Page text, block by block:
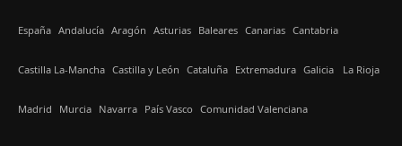
España Andalucía Aragón Asturias Baleares Canarias Cantabria
Castilla La-Mancha Castilla y León Cataluña Extremadura Galicia La Rioja
Madrid Murcia Navarra País Vasco Comunidad Valenciana